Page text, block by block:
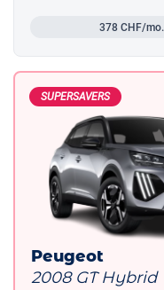
378 CHF/mo.
SUPERSAVERS
Peugeot
2008 GT Hybrid